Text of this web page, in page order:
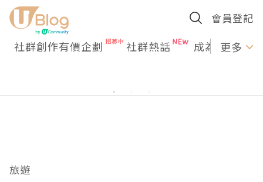
會員登記
社群創作有價企劃 社群熱話 成為U更多
旅遊